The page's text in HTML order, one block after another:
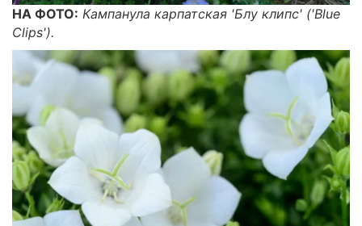
НА ФОТО: Кампанула карпатская 'Блу клипс' ('Blue
Clips').